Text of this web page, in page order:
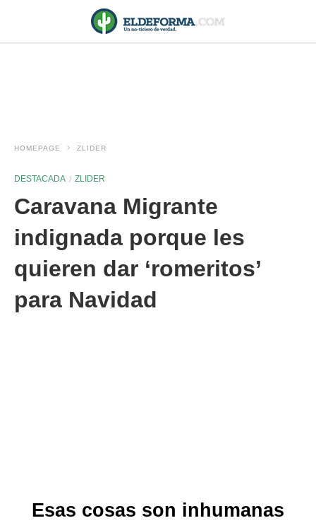
HOMEPAGE ZLIDER
DESTACADA ZLIDER
Caravana Migrante
indignada porque les
quieren dar ‘romeritos’
para Navidad
Esas cosas son inhumanas